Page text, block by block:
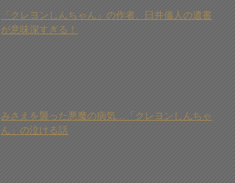
「クレヨンしんちゃん」の作者、臼井儀人の遺書
が意味深すぎる！
みさえを襲った悪魔の病気…「クレヨンしんちゃ
ん」の泣ける話